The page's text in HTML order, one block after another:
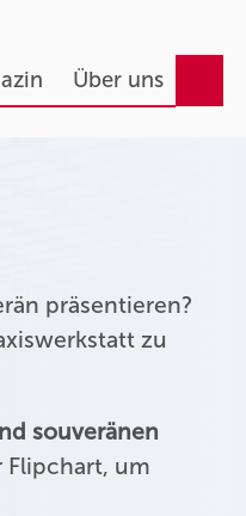
Über uns
präsentieren?
zu
souveränen
Flipchart, um